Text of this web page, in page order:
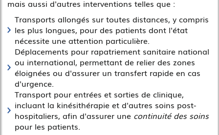
mais aussi d'autres interventions telles que :
Transports allongés sur toutes distances, y compris
les plus longues, pour des patients dont l'état
nécessite une attention particulière.
Déplacements pour rapatriement sanitaire national
ou international, permettant de relier des zones
éloignées ou d'assurer un transfert rapide en cas
d'urgence.
Transport pour entrées et sorties de clinique,
incluant la kinésithérapie et d'autres soins post-
hospitaliers, afin d'assurer une continuité des soins
pour les patients.